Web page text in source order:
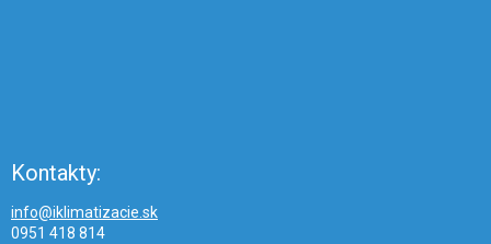
Kontakty:
info@iklimatizacie.sk
0951 418 814